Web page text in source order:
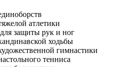
атлетики
защиты рук и ног
ходьбы
гимнастики
тенниса